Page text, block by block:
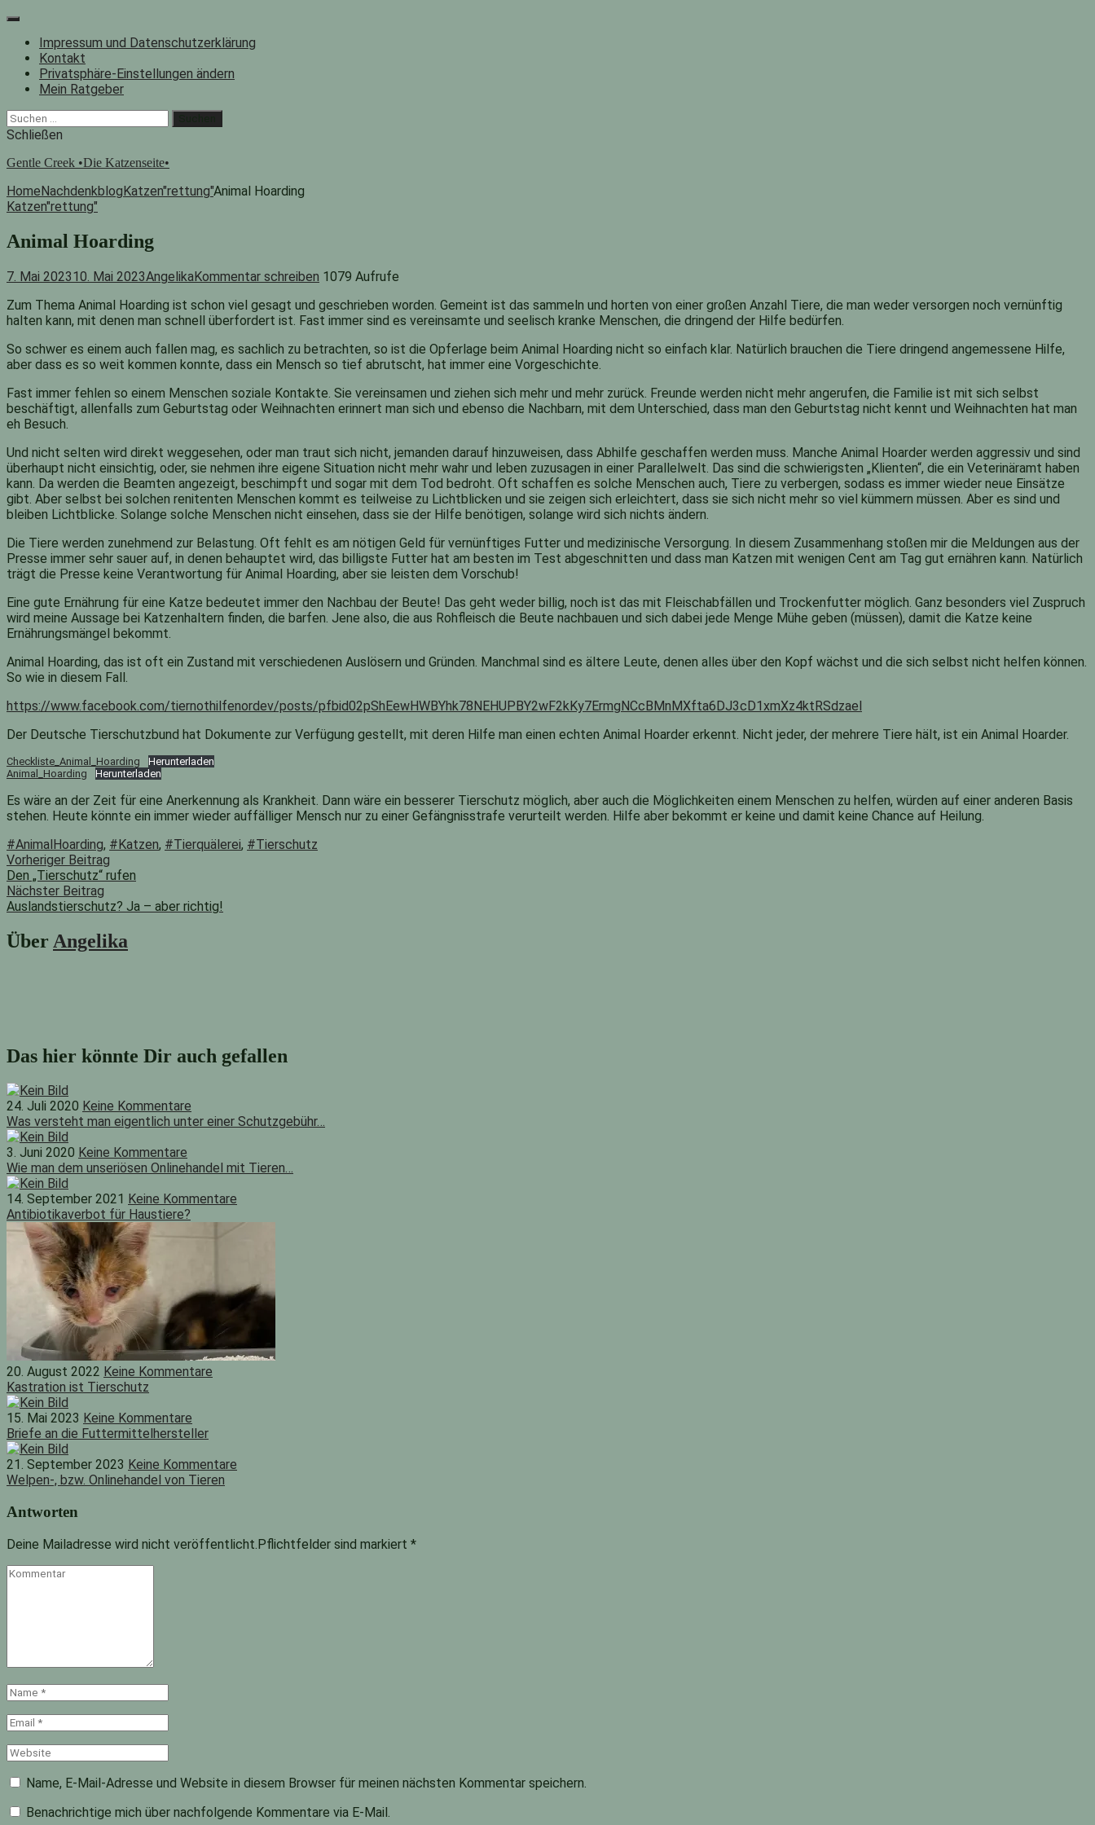
Zum
springenImpressum und Datenschutzerklärung
Kontakt
Privatsphäre-Einstellungen ändern
Mein Ratgeber
Facebook
Instagram
"Suche"-
Button
Suchen
nach:
Schließen
Gentle Creek •Die Katzenseite•
HomeNachdenkblogKatzen"rettung"Animal Hoarding
Katzen"rettung"
Animal Hoarding
7. Mai 202310. Mai 2023AngelikaKommentar schreiben 1079 Aufrufe
Zum Thema Animal Hoarding ist schon viel gesagt und geschrieben worden. Gemeint ist das sammeln und horten von einer großen Anzahl Tiere, die man weder versorgen noch vernünftig
halten kann, mit denen man schnell überfordert ist. Fast immer sind es vereinsamte und seelisch kranke Menschen, die dringend der Hilfe bedürfen.
So schwer es einem auch fallen mag, es sachlich zu betrachten, so ist die Opferlage beim Animal Hoarding nicht so einfach klar. Natürlich brauchen die Tiere dringend angemessene Hilfe,
aber dass es so weit kommen konnte, dass ein Mensch so tief abrutscht, hat immer eine Vorgeschichte.
Fast immer fehlen so einem Menschen soziale Kontakte. Sie vereinsamen und ziehen sich mehr und mehr zurück. Freunde werden nicht mehr angerufen, die Familie ist mit sich selbst
beschäftigt, allenfalls zum Geburtstag oder Weihnachten erinnert man sich und ebenso die Nachbarn, mit dem Unterschied, dass man den Geburtstag nicht kennt und Weihnachten hat man
eh Besuch.
Und nicht selten wird direkt weggesehen, oder man traut sich nicht, jemanden darauf hinzuweisen, dass Abhilfe geschaffen werden muss. Manche Animal Hoarder werden aggressiv und sind
überhaupt nicht einsichtig, oder, sie nehmen ihre eigene Situation nicht mehr wahr und leben zuzusagen in einer Parallelwelt. Das sind die schwierigsten „Klienten“, die ein Veterinäramt haben
kann. Da werden die Beamten angezeigt, beschimpft und sogar mit dem Tod bedroht. Oft schaffen es solche Menschen auch, Tiere zu verbergen, sodass es immer wieder neue Einsätze
gibt. Aber selbst bei solchen renitenten Menschen kommt es teilweise zu Lichtblicken und sie zeigen sich erleichtert, dass sie sich nicht mehr so viel kümmern müssen. Aber es sind und
bleiben Lichtblicke. Solange solche Menschen nicht einsehen, dass sie der Hilfe benötigen, solange wird sich nichts ändern.
Die Tiere werden zunehmend zur Belastung. Oft fehlt es am nötigen Geld für vernünftiges Futter und medizinische Versorgung. In diesem Zusammenhang stoßen mir die Meldungen aus der
Presse immer sehr sauer auf, in denen behauptet wird, das billigste Futter hat am besten im Test abgeschnitten und dass man Katzen mit wenigen Cent am Tag gut ernähren kann. Natürlich
trägt die Presse keine Verantwortung für Animal Hoarding, aber sie leisten dem Vorschub!
Eine gute Ernährung für eine Katze bedeutet immer den Nachbau der Beute! Das geht weder billig, noch ist das mit Fleischabfällen und Trockenfutter möglich. Ganz besonders viel Zuspruch
wird meine Aussage bei Katzenhaltern finden, die barfen. Jene also, die aus Rohfleisch die Beute nachbauen und sich dabei jede Menge Mühe geben (müssen), damit die Katze keine
Ernährungsmängel bekommt.
Animal Hoarding, das ist oft ein Zustand mit verschiedenen Auslösern und Gründen. Manchmal sind es ältere Leute, denen alles über den Kopf wächst und die sich selbst nicht helfen können.
So wie in diesem Fall.
https://www.facebook.com/tiernothilfenordev/posts/pfbid02pShEewHWBYhk78NEHUPBY2wF2kKy7ErmgNCcBMnMXfta6DJ3cD1xmXz4ktRSdzael
Der Deutsche Tierschutzbund hat Dokumente zur Verfügung gestellt, mit deren Hilfe man einen echten Animal Hoarder erkennt. Nicht jeder, der mehrere Tiere hält, ist ein Animal Hoarder.
Checkliste_Animal_Hoarding
Herunterladen
Animal_Hoarding
Herunterladen
Es wäre an der Zeit für eine Anerkennung als Krankheit. Dann wäre ein besserer Tierschutz möglich, aber auch die Möglichkeiten einem Menschen zu helfen, würden auf einer anderen Basis
stehen. Heute könnte ein immer wieder auffälliger Mensch nur zu einer Gefängnisstrafe verurteilt werden. Hilfe aber bekommt er keine und damit keine Chance auf Heilung.
#AnimalHoarding, #Katzen, #Tierquälerei, #Tierschutz
Beitragsnavigation
Vorheriger Beitrag
Beitrag:
Den „Tierschutz“ rufen
Nächster Beitrag
Auslandstierschutz? Ja – aber richtig!
Beitrag:
Über Angelika
Das hier könnte Dir auch gefallen
24. Juli 2020 Keine Kommentare
Was versteht man eigentlich unter einer Schutzgebühr…
3. Juni 2020 Keine Kommentare
Wie man dem unseriösen Onlinehandel mit Tieren…
14. September 2021 Keine Kommentare
Antibiotikaverbot für Haustiere?
20. August 2022 Keine Kommentare
Kastration ist Tierschutz
15. Mai 2023 Keine Kommentare
Briefe an die Futtermittelhersteller
21. September 2023 Keine Kommentare
Welpen-, bzw. Onlinehandel von Tieren
Antworten
Deine Mailadresse wird nicht veröffentlicht.Pflichtfelder sind markiert *
Kommentar
Name
*
Email
*
Website
Name, E-Mail-Adresse und Website in diesem Browser für meinen nächsten Kommentar speichern.
Benachrichtige mich über nachfolgende Kommentare via E-Mail.